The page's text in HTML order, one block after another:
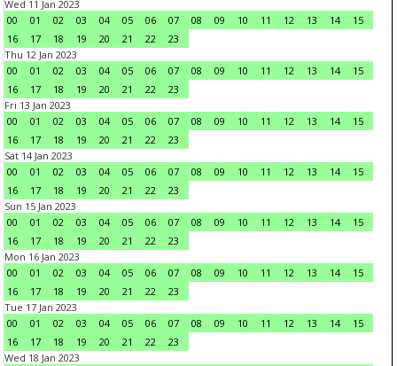
Wed 11 Jan 2023
00
01 02 03 04 05 06 07 08 09 10 11 12 13 14
15
16
17 18 19 20 21 22
23
Thu 12 Jan 2023
00
01 02 03 04 05 06 07 08 09 10 11 12 13 14
15
16
17 18 19 20 21 22
23
Fri 13 Jan 2023
00
01 02 03 04 05 06 07 08 09 10 11 12 13 14
15
16
17 18 19 20 21 22
23
Sat 14 Jan 2023
00
01 02 03 04 05 06 07 08 09 10 11 12 13 14
15
16
17 18 19 20 21 22
23
Sun 15 Jan 2023
00
01 02 03 04 05 06 07 08 09 10 11 12 13 14
15
16
17 18 19 20 21 22
23
Mon 16 Jan 2023
00
01 02 03 04 05 06 07 08 09 10 11 12 13 14
15
16
17 18 19 20 21 22
23
Tue 17 Jan 2023
00
01 02 03 04 05 06 07 08 09 10 11 12 13 14
15
16
17 18 19 20 21 22
23
Wed 18 Jan 2023